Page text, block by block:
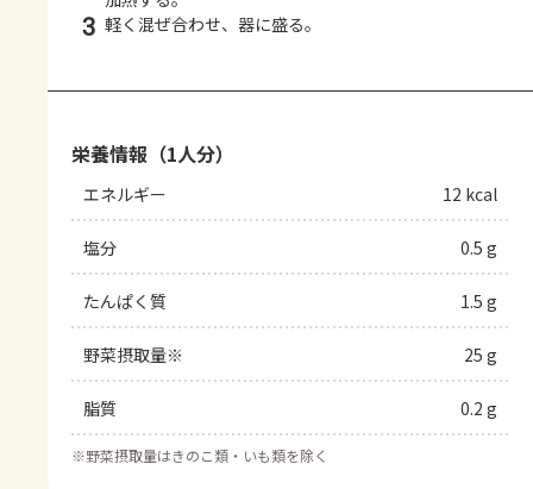
3 軽く混ぜ合わせ、器に盛る。
栄養情報（1人分）
エネルギー 12 kcal
塩分 0.5 g
たんぱく質 1.5 g
野菜摂取量※ 25 g
脂質 0.2 g
※野菜摂取量はきのこ類・いも類を除く